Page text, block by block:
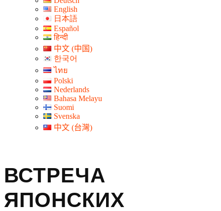
English
日本語
Español
हिन्दी
中文 (中国)
한국어
ไทย
Polski
Nederlands
Bahasa Melayu
Suomi
Svenska
中文 (台灣)
ВСТРЕЧА
ЯПОНСКИХ